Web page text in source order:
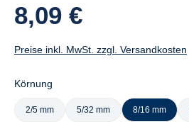
8,09 €
Preise inkl. MwSt. zzgl. Versandkosten
Körnung
2/5 mm 5/32 mm 8/16 mm